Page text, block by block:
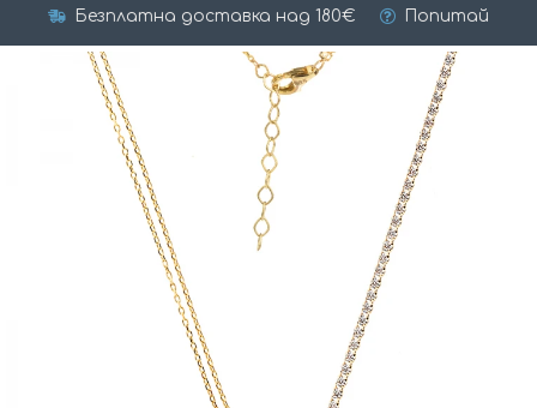
Безплатна доставка над 180€ Попитай